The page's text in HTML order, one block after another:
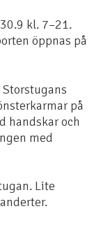
kl. 7–21.
öppnas på
Storstugans
på
handskar och
med
Lite